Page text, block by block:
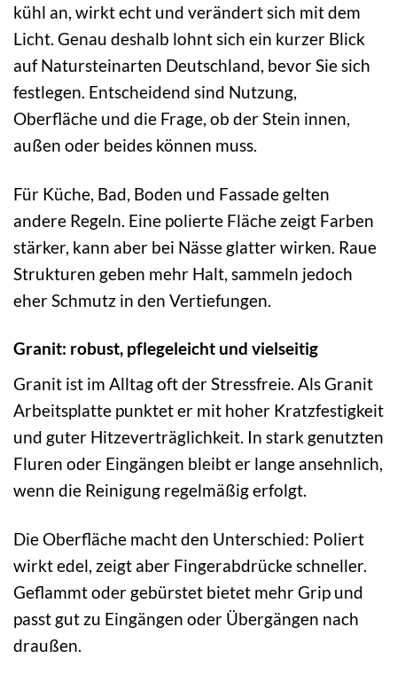
kühl an, wirkt echt und verändert sich mit dem
Licht. Genau deshalb lohnt sich ein kurzer Blick
auf Natursteinarten Deutschland, bevor Sie sich
festlegen. Entscheidend sind Nutzung,
Oberfläche und die Frage, ob der Stein innen,
außen oder beides können muss.
Für Küche, Bad, Boden und Fassade gelten
andere Regeln. Eine polierte Fläche zeigt Farben
stärker, kann aber bei Nässe glatter wirken. Raue
Strukturen geben mehr Halt, sammeln jedoch
eher Schmutz in den Vertiefungen.
Granit: robust, pflegeleicht und vielseitig
Granit ist im Alltag oft der Stressfreie. Als Granit
Arbeitsplatte punktet er mit hoher Kratzfestigkeit
und guter Hitzeverträglichkeit. In stark genutzten
Fluren oder Eingängen bleibt er lange ansehnlich,
wenn die Reinigung regelmäßig erfolgt.
Die Oberfläche macht den Unterschied: Poliert
wirkt edel, zeigt aber Fingerabdrücke schneller.
Geflammt oder gebürstet bietet mehr Grip und
passt gut zu Eingängen oder Übergängen nach
draußen.